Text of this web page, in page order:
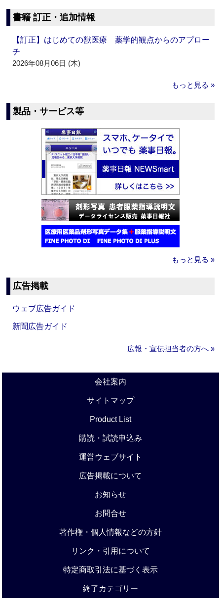
書籍 訂正・追加情報
【訂正】はじめての獣医療 薬学的観点からのアプロー
チ
2026年08月06日 (木)
もっと見る »
製品・サービス等
もっと見る »
広告掲載
ウェブ広告ガイド
新聞広告ガイド
広報・宣伝担当者の方へ »
会社案内
サイトマップ
Product List
購読・試読申込み
運営ウェブサイト
広告掲載について
お知らせ
お問合せ
著作権・個人情報などの方針
リンク・引用について
特定商取引法に基づく表示
終了カテゴリー